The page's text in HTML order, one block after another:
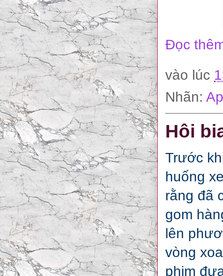
Đọc
vào lúc
Nhãn:
Hôi
Trước
huống
rằng đã
gom
lên
vòng
phim